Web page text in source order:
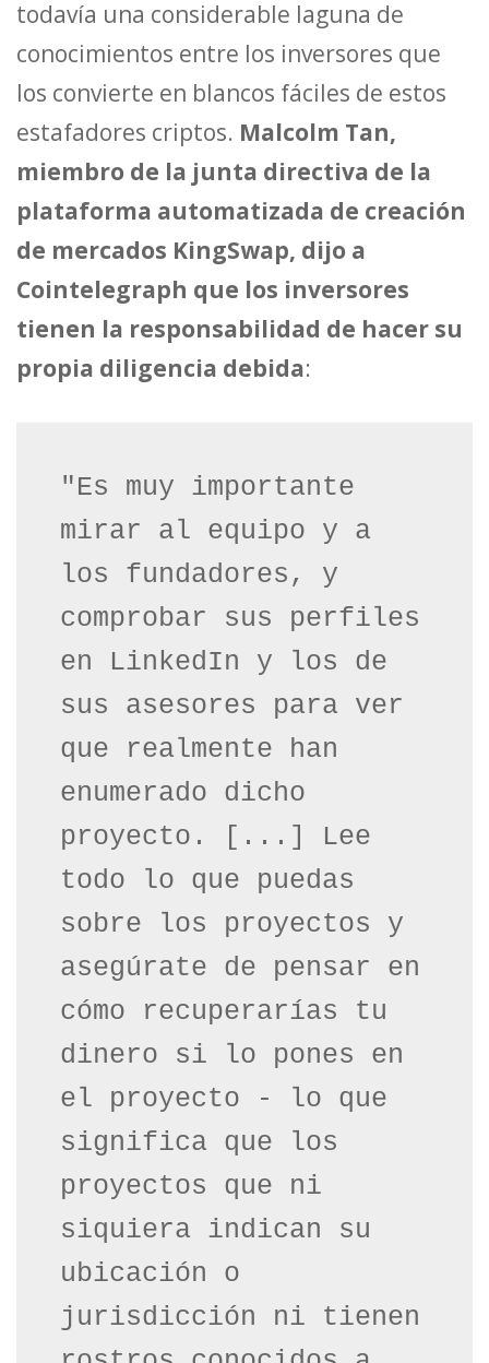
todavía una considerable laguna de
conocimientos entre los inversores que
los convierte en blancos fáciles de estos
estafadores criptos. Malcolm Tan,
miembro de la junta directiva de la
plataforma automatizada de creación
de mercados KingSwap, dijo a
Cointelegraph que los inversores
tienen la responsabilidad de hacer su
propia diligencia debida:
"Es muy importante
mirar al equipo y a
los fundadores, y
comprobar sus perfiles
en LinkedIn y los de
sus asesores para ver
que realmente han
enumerado dicho
proyecto. [...] Lee
todo lo que puedas
sobre los proyectos y
asegúrate de pensar en
cómo recuperarías tu
dinero si lo pones en
el proyecto - lo que
significa que los
proyectos que ni
siquiera indican su
ubicación o
jurisdicción ni tienen